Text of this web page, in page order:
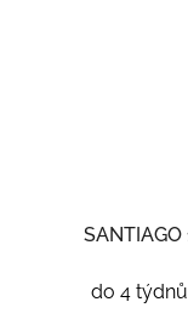
SANTIAGO
do 4 týdnů